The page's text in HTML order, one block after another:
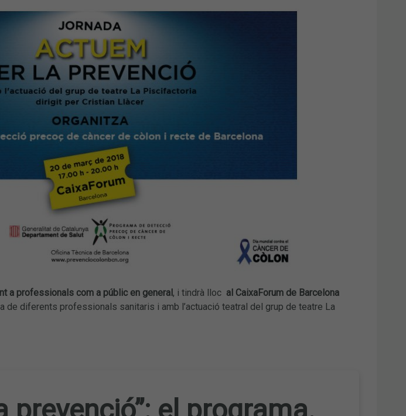
a professionals com a públic en general, i tindrà lloc al CaixaForum de Barcelona
de diferents professionals sanitaris i amb l’actuació teatral del grup de teatre La